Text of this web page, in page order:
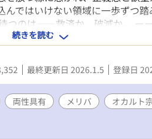
んではいけない領域に一歩ずつ踏
つのは――救済か、破滅か。 ー
⚠️ ※この物語には、宗教や信仰の
為描写、殺人表現があります。受
な体かつ最後には妊娠の描写があ
バで後味悪いです。
続きを読む
最終更新日 2026.1.5 登録日
両性具有 メリバ
オカルト